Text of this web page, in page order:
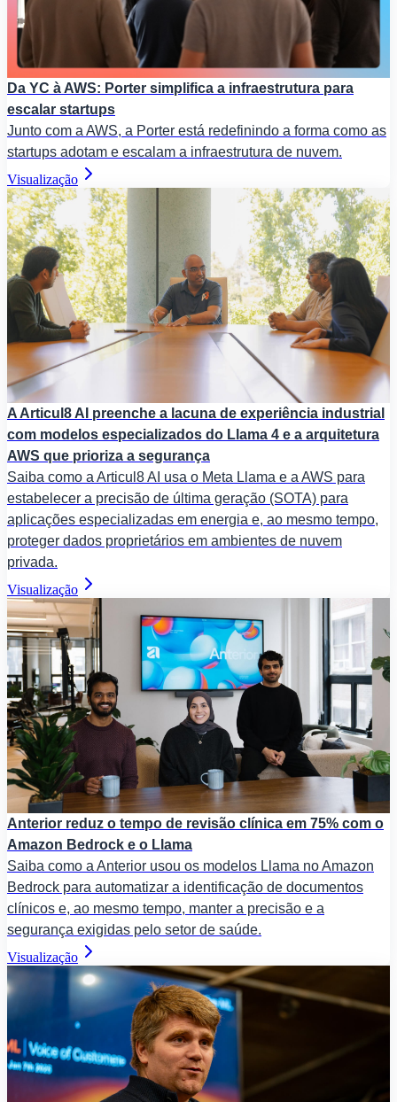
Da YC à AWS: Porter simplifica a infraestrutura para
escalar startups
Junto com a AWS, a Porter está redefinindo a forma como as
startups adotam e escalam a infraestrutura de nuvem.
Visualização
A Articul8 AI preenche a lacuna de experiência industrial
com modelos especializados do Llama 4 e a arquitetura
AWS que prioriza a segurança
Saiba como a Articul8 AI usa o Meta Llama e a AWS para
estabelecer a precisão de última geração (SOTA) para
aplicações especializadas em energia e, ao mesmo tempo,
proteger dados proprietários em ambientes de nuvem
privada.
Visualização
Anterior reduz o tempo de revisão clínica em 75% com o
Amazon Bedrock e o Llama
Saiba como a Anterior usou os modelos Llama no Amazon
Bedrock para automatizar a identificação de documentos
clínicos e, ao mesmo tempo, manter a precisão e a
segurança exigidas pelo setor de saúde.
Visualização